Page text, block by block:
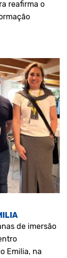
reafirma o
de imersão
Emilia, na